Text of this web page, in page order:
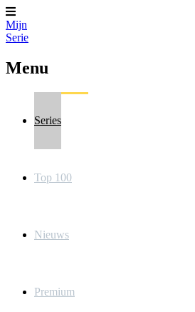
Mijn
Serie
Menu
Series
Top 100
Nieuws
Premium